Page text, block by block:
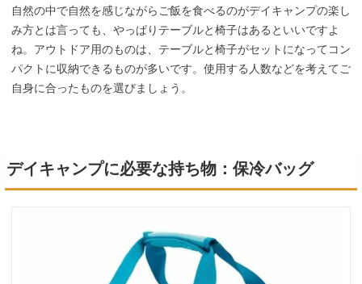
自然の中で自然を感じながらご飯を食べるのがデイキャンプの楽し
み方とは言っても、やっぱりテーブルと椅子はあるといいですよ
ね。アウトドア用のものは、テーブルと椅子がセットになってコン
パクトに収納できるものが多いです。使用する人数などを考えてご
自身に合ったものを選びましょう。
デイキャンプに必要な持ち物：保冷バッグ